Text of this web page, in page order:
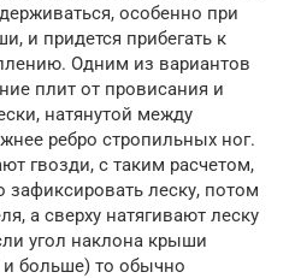
особенно при
и придется прибегать к
Одним из вариантов
плит от провисания и
натянутой между
ребро стропильных ног.
гвозди, с таким расчетом,
леску, потом
а сверху натягивают леску
угол наклона крыши
и больше) то обычно